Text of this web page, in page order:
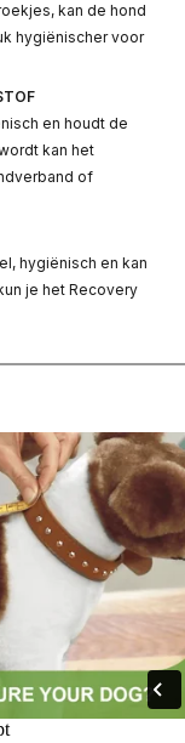
kan de hond
hygiënischer voor
en houdt de
kan het
of
hygiënisch en kan
je het Recovery